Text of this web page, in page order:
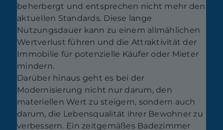
beherbergt und entsprechen nicht mehr den
aktuellen Standards. Diese lange
Nutzungsdauer kann zu einem allmählichen
Wertverlust führen und die Attraktivität der
Immobilie für potenzielle Käufer oder Mieter
mindern.
Darüber hinaus geht es bei der
Modernisierung nicht nur darum, den
materiellen Wert zu steigern, sondern auch
darum, die Lebensqualität ihrer Bewohner zu
verbessern. Ein zeitgemäßes Badezimmer